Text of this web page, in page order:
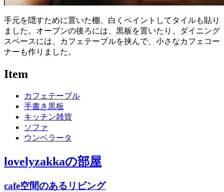
手元を隠すために置いた棚、白くペイントしてタイルも貼り
ました。オーブンの後ろには、黒板を置いたり、ダイニング
スペースには、カフェテーブルを挟んで、小さなカフェコー
ナーも作りました。
Item
カフェテーブル
手書き黒板
キッチン雑貨
ソファ
ウンベラータ
lovelyzakkaの部屋
cafe空間のあるリビング